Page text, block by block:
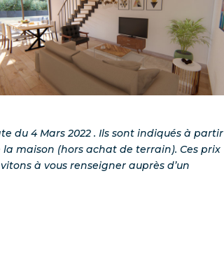
du 4 Mars 2022 . Ils sont indiqués à partir
maison (hors achat de terrain). Ces prix
à vous renseigner auprès d’un